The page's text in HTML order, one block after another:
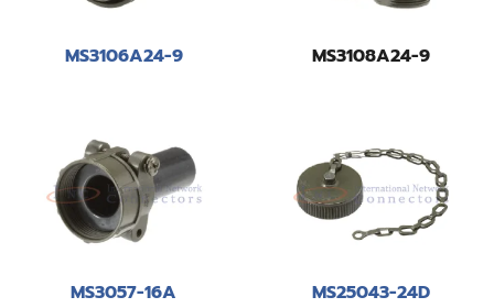
MS3106A24-9 MS3108A24-9
MS3057-16A MS25043-24D